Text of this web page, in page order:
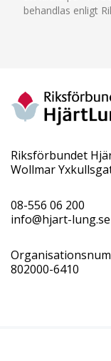
behandlas enligt
Riksförbundet
Wollmar
08-556 06 200
info@hjart-lung.se
802000-6410